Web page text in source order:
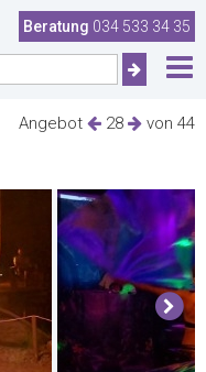
Beratung 034 533 34 35
Angebot 28 von 44